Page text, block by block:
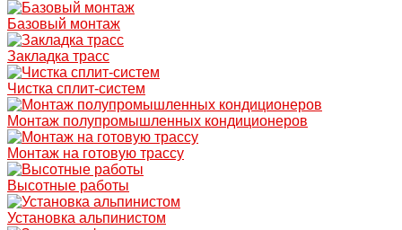
Базовый монтаж
Закладка трасс
Чистка сплит-систем
Монтаж полупромышленных кондиционеров
Монтаж на готовую трассу
Высотные работы
Установка альпинистом